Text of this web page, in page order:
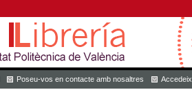
Poseu-vos en contacte amb nosaltres Accedeix